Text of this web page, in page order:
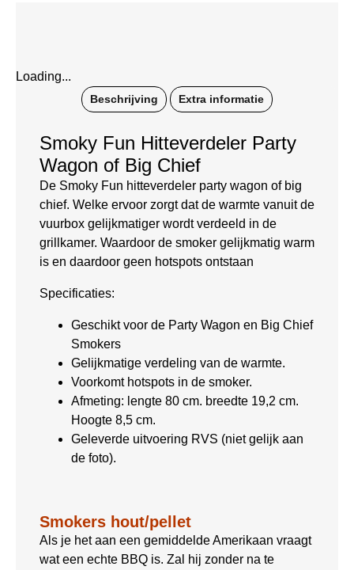
Loading...
Beschrijving Extra informatie
Smoky Fun Hitteverdeler Party
Wagon of Big Chief
De Smoky Fun hitteverdeler party wagon of big
chief. Welke ervoor zorgt dat de warmte vanuit de
vuurbox gelijkmatiger wordt verdeeld in de
grillkamer. Waardoor de smoker gelijkmatig warm
is en daardoor geen hotspots ontstaan
Specificaties:
Geschikt voor de Party Wagon en Big Chief
Smokers
Gelijkmatige verdeling van de warmte.
Voorkomt hotspots in de smoker.
Afmeting: lengte 80 cm. breedte 19,2 cm.
Hoogte 8,5 cm.
Geleverde uitvoering RVS (niet gelijk aan
de foto).
Smokers hout/pellet
Als je het aan een gemiddelde Amerikaan vraagt
wat een echte BBQ is. Zal hij zonder na te